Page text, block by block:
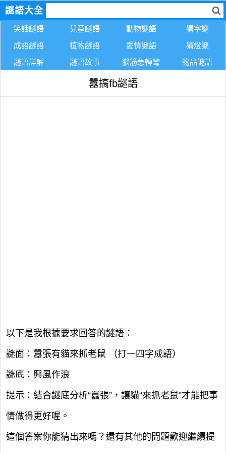
謎語大全
笑話謎語 兒童謎語 動物謎語
猜字謎
成語謎語
植物謎語 愛情謎語
猜燈謎
謎語詳解
謎語故事 腦筋急轉彎 物品謎語
囂搞fb謎語
以下是我根據要求回答的謎語：
謎面：囂張有貓來抓老鼠 （打一四字成語）
謎底：興風作浪
提示：結合謎底分析“囂張”，讓貓“來抓老鼠”才能把事
情做得更好喔。
這個答案你能猜出來嗎？還有其他的問題歡迎繼續提